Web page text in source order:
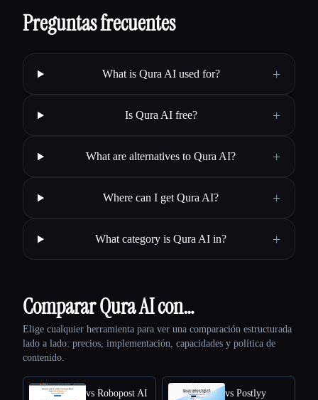
Preguntas frecuentes
What is Qura AI used for? +
Is Qura AI free? +
What are alternatives to Qura AI? +
Where can I get Qura AI? +
What category is Qura AI in? +
Comparar Qura AI con…
Elige cualquier herramienta para ver una comparación estructurada
lado a lado: precios, implementación, capacidades y política de
contenido.
vs Robopost AI vs Postlyy